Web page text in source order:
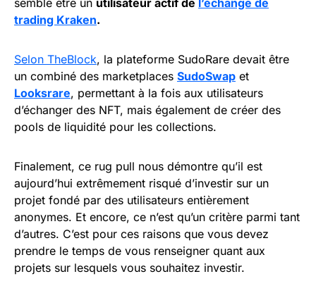
semble être un utilisateur actif de l’échange de
trading Kraken.
Selon TheBlock, la plateforme SudoRare devait être
un combiné des marketplaces SudoSwap et
Looksrare, permettant à la fois aux utilisateurs
d’échanger des NFT, mais également de créer des
pools de liquidité pour les collections.
Finalement, ce rug pull nous démontre qu’il est
aujourd’hui extrêmement risqué d’investir sur un
projet fondé par des utilisateurs entièrement
anonymes. Et encore, ce n’est qu’un critère parmi tant
d’autres. C’est pour ces raisons que vous devez
prendre le temps de vous renseigner quant aux
projets sur lesquels vous souhaitez investir.